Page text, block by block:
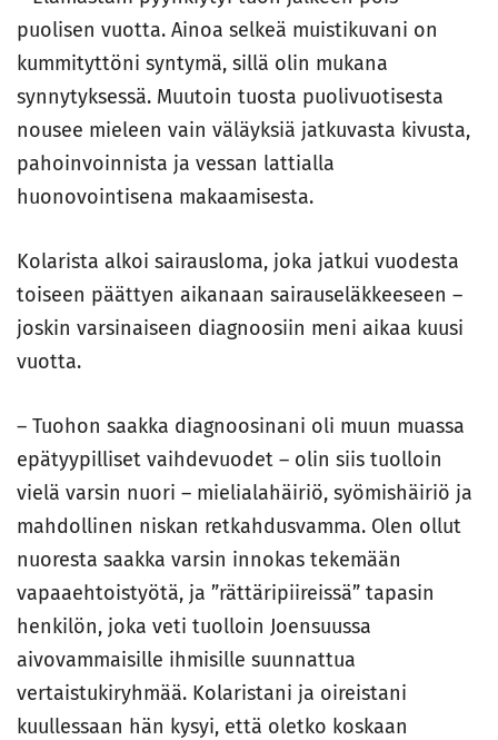
puolisen vuotta. Ainoa selkeä muistikuvani on
kummityttöni syntymä, sillä olin mukana
synnytyksessä. Muutoin tuosta puolivuotisesta
nousee mieleen vain väläyksiä jatkuvasta kivusta,
pahoinvoinnista ja vessan lattialla
huonovointisena makaamisesta.
Kolarista alkoi sairausloma, joka jatkui vuodesta
toiseen päättyen aikanaan sairauseläkkeeseen –
joskin varsinaiseen diagnoosiin meni aikaa kuusi
vuotta.
– Tuohon saakka diagnoosinani oli muun muassa
epätyypilliset vaihdevuodet – olin siis tuolloin
vielä varsin nuori – mielialahäiriö, syömishäiriö ja
mahdollinen niskan retkahdusvamma. Olen ollut
nuoresta saakka varsin innokas tekemään
vapaaehtoistyötä, ja ”rättäripiireissä” tapasin
henkilön, joka veti tuolloin Joensuussa
aivovammaisille ihmisille suunnattua
vertaistukiryhmää. Kolaristani ja oireistani
kuullessaan hän kysyi, että oletko koskaan